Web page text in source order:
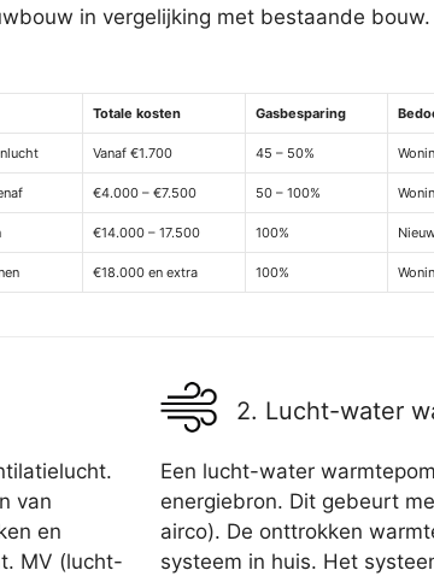
in vergelijking met bestaande
Totale kosten Gasbesparing
Vanaf €1.700 45 – 50%
€4.000 – €7.500 50 – 100%
€14.000 – 17.500 100%
€18.000 en extra 100%
van
en
MV (lucht-
2. Lucht-water
Een lucht-water
energiebron. Dit gebeurt
airco). De onttrokken
systeem in huis. Het